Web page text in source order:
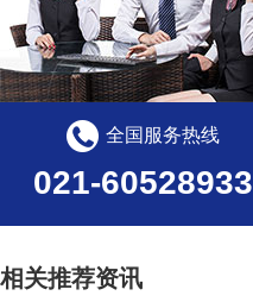
全国服务热线
021-60528933
相关推荐资讯